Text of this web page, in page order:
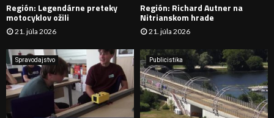
A
N
I
Región: Legendárne preteky
motocyklov ožili
21. júla 2026
Región: Richard Autner na
Nitrianskom hrade
21. júla 2026
Spravodajstvo Publicistika